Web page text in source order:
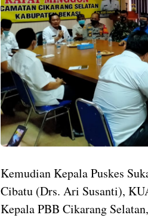
Kemudian Kepala Puskes
Cibatu (Drs. Ari Susanti),
Kepala PBB Cikarang